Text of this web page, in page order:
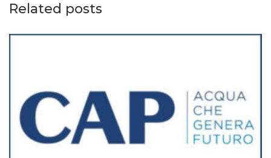
Related posts